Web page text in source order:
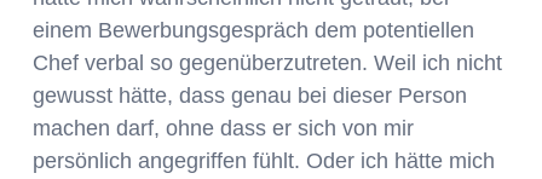
einem Bewerbungsgespräch dem potentiellen
Chef verbal so gegenüberzutreten. Weil ich nicht
gewusst hätte, dass genau bei dieser Person
machen darf, ohne dass er sich von mir
persönlich angegriffen fühlt. Oder ich hätte mich